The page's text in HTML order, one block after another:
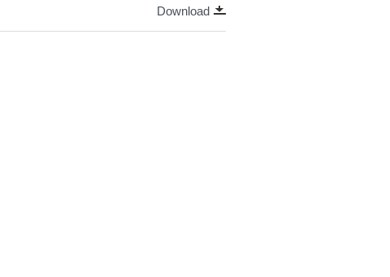
Download